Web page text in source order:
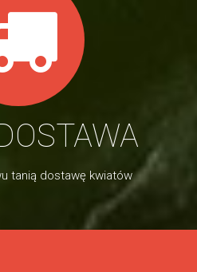
tanią dostawę kwiatów